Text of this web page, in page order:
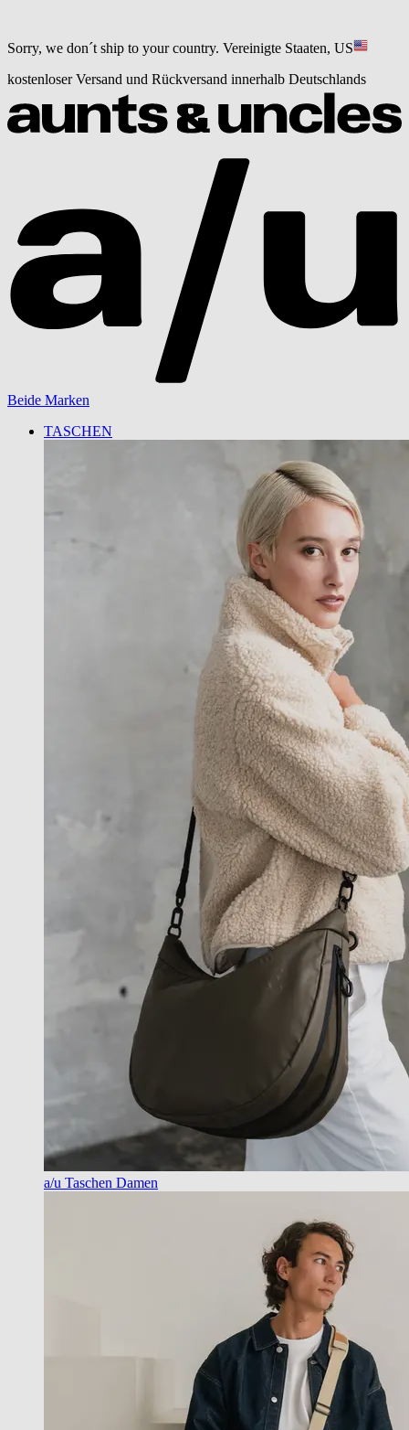
Sorry, we don´t ship to your country. Vereinigte Staaten, US
kostenloser Versand und Rückversand innerhalb Deutschlands
Beide Marken
TASCHEN
a/u Taschen Damen